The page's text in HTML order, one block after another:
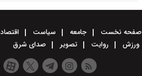
صفحه نخست جامعه سیاست اقتصاد
ورزش
روایت تصویر صدای شرق